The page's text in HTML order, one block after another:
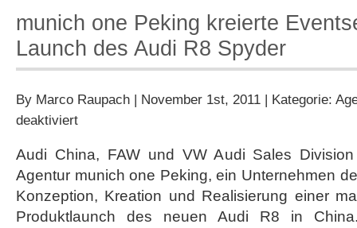
munich one Peking kreierte
Launch des Audi R8 Spyder
By Marco Raupach | November 1st, 2011 | Kategorie:
deaktiviertfür
Peking
kreierte
für
China-
Audi China, FAW und VW Audi Sales
Agentur munich one Peking, ein Unternehmen
Konzeption, Kreation und Realisierung einer
Produktlaunch des neuen Audi R8 in